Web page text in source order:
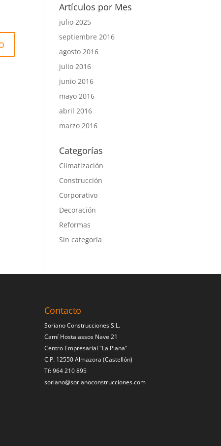
Artículos por Mes
julio 2025
septiembre 2016
agosto 2016
julio 2016
junio 2016
mayo 2016
abril 2016
marzo 2016
Categorías
Climatización
Construcción
Corporativo
Decoración
Reformas
Sin categoría
Contacto
Soriano Construcciones S.L.
Camí Hostalassos Nave 21
Centro Empresarial "La Plana"
C.P. 12550 Almazora (Castellón)
Tf: 964 210 895
soriano@sorianoconstrucciones.com